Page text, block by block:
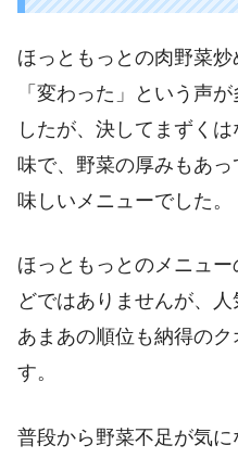
ほっともっとの肉野菜炒
「変わった」という声
したが、決してまずく
味で、野菜の厚みもあ
味しいメニューでした。
ほっともっとのメニュ
どではありませんが、
あまあの順位も納得の
す。
普段から野菜不足が気